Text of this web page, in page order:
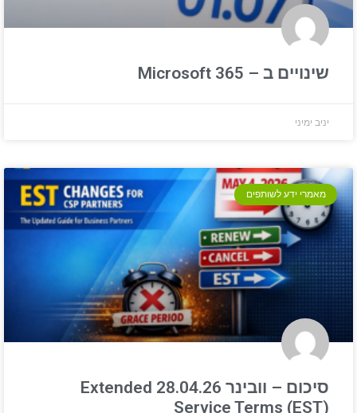
שינויים ב – Microsoft 365
יניב ימיני
מאמרי ידע לשותפים
סיכום – וובינר 28.04.26 Extended
Service Terms (EST)